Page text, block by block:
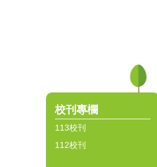
校刊專欄
113校刊
112校刊